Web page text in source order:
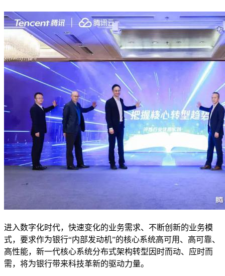
进入数字化时代，快速变化的业务需求、不断创新的业务模
式，要求作为银行“内部发动机”的核心系统高可用、高可靠、
高性能，新一代核心系统分布式架构转型因时而动、应时而
需，将为银行带来科技革新的驱动力量。